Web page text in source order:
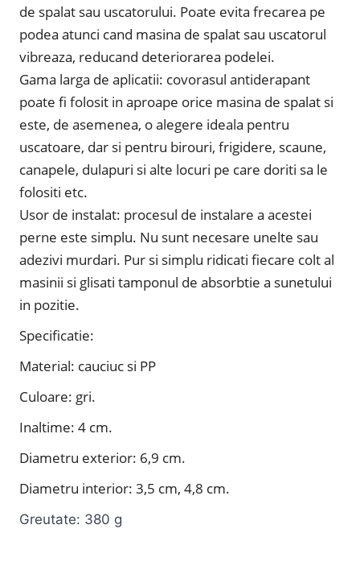
de spalat sau uscatorului. Poate evita frecarea pe
podea atunci cand masina de spalat sau uscatorul
vibreaza, reducand deteriorarea podelei.
Gama larga de aplicatii: covorasul antiderapant
poate fi folosit in aproape orice masina de spalat si
este, de asemenea, o alegere ideala pentru
uscatoare, dar si pentru birouri, frigidere, scaune,
canapele, dulapuri si alte locuri pe care doriti sa le
folositi etc.
Usor de instalat: procesul de instalare a acestei
perne este simplu. Nu sunt necesare unelte sau
adezivi murdari. Pur si simplu ridicati fiecare colt al
masinii si glisati tamponul de absorbtie a sunetului
in pozitie.
Specificatie:
Material: cauciuc si PP
Culoare: gri.
Inaltime: 4 cm.
Diametru exterior: 6,9 cm.
Diametru interior: 3,5 cm, 4,8 cm.
Greutate: 380 g